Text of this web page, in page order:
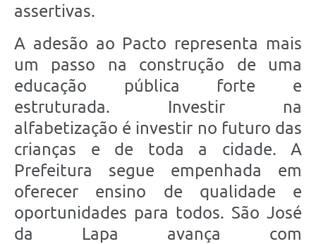
assertivas.
A adesão ao Pacto representa mais
um passo na construção de uma
educação pública forte e
estruturada. Investir na
alfabetização é investir no futuro das
crianças e de toda a cidade. A
Prefeitura segue empenhada em
oferecer ensino de qualidade e
oportunidades para todos. São José
da Lapa avança com